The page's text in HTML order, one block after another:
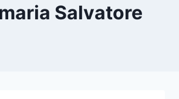
Salvatore